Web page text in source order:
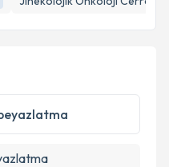
ilişkin
verilerimin belirtilen